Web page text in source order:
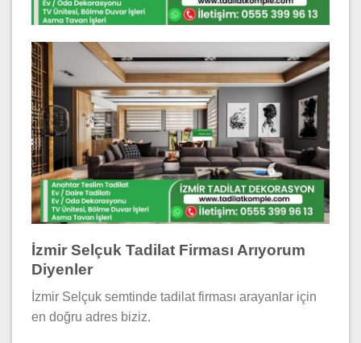
İzmir Selçuk Tadilat Firması Arıyorum
Diyenler
İzmir Selçuk semtinde tadilat firması arayanlar için
en doğru adres biziz.